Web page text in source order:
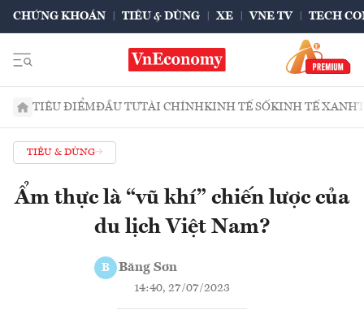
CHỨNG KHOÁN TIÊU & DÙNG XE VNE TV TECH
TIÊU ĐIỂMĐẦU TƯTÀI CHÍNHKINH TẾ SỐKINH TẾ XANH
TIÊU & DÙNG
Ẩm thực là “vũ khí” chiến lược của
du lịch Việt Nam?
B Băng Sơn
14:40, 27/07/2023